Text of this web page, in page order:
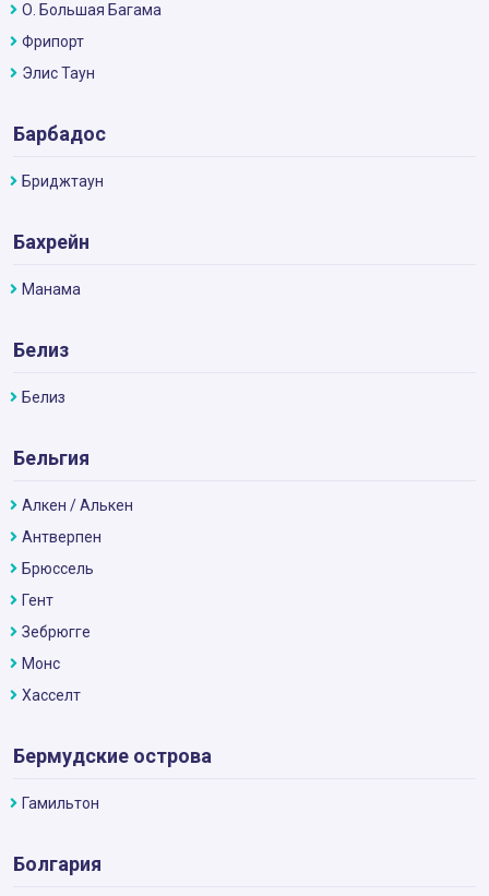
О. Большая Багама
Фрипорт
Элис Таун
Барбадос
Бриджтаун
Бахрейн
Манама
Белиз
Белиз
Бельгия
Алкен / Алькен
Антверпен
Брюссель
Гент
Зебрюгге
Монс
Хасселт
Бермудские острова
Гамильтон
Болгария